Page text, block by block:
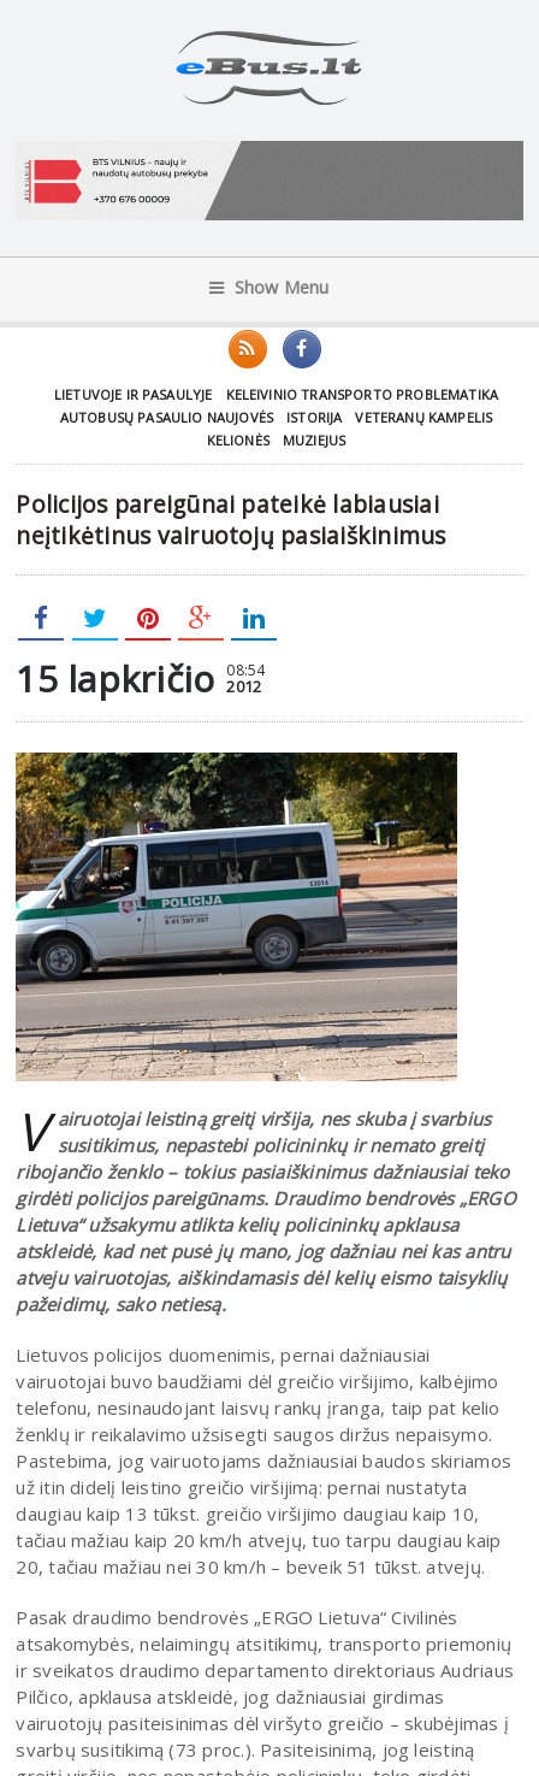
Show Menu
LIETUVOJE IR PASAULYJE
KELEIVINIO TRANSPORTO PROBLEMATIKA
AUTOBUSŲ PASAULIO NAUJOVĖS
ISTORIJA
VETERANŲ KAMPELIS
KELIONĖS
MUZIEJUS
Policijos pareigūnai pateikė labiausiai
neįtikėtinus vairuotojų pasiaiškinimus
15 lapkričio 08:54
2012
V airuotojai leistiną greitį viršija, nes skuba į svarbius
susitikimus, nepastebi policininkų ir nemato greitį
ribojančio ženklo – tokius pasiaiškinimus dažniausiai teko
girdėti policijos pareigūnams. Draudimo bendrovės „ERGO
Lietuva“ užsakymu atlikta kelių policininkų apklausa
atskleidė, kad net pusė jų mano, jog dažniau nei kas antru
atveju vairuotojas, aiškindamasis dėl kelių eismo taisyklių
pažeidimų, sako netiesą.
Lietuvos policijos duomenimis, pernai dažniausiai
vairuotojai buvo baudžiami dėl greičio viršijimo, kalbėjimo
telefonu, nesinaudojant laisvų rankų įranga, taip pat kelio
ženklų ir reikalavimo užsisegti saugos diržus nepaisymo.
Pastebima, jog vairuotojams dažniausiai baudos skiriamos
už itin didelį leistino greičio viršijimą: pernai nustatyta
daugiau kaip 13 tūkst. greičio viršijimo daugiau kaip 10,
tačiau mažiau kaip 20 km/h atvejų, tuo tarpu daugiau kaip
20, tačiau mažiau nei 30 km/h – beveik 51 tūkst. atvejų.
Pasak draudimo bendrovės „ERGO Lietuva“ Civilinės
atsakomybės, nelaimingų atsitikimų, transporto priemonių
ir sveikatos draudimo departamento direktoriaus Audriaus
Pilčico, apklausa atskleidė, jog dažniausiai girdimas
vairuotojų pasiteisinimas dėl viršyto greičio – skubėjimas į
svarbų susitikimą (73 proc.). Pasiteisinimą, jog leistiną